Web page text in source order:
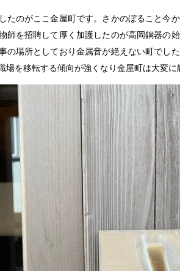
たのがここ金屋町です。さかのぼること今
師を招聘して厚く加護したのが高岡銅器の
の場所としており金属音が絶えない町でし
場を移転する傾向が強くなり金屋町は大変に